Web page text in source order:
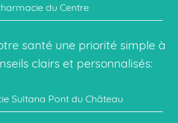
du Centre
santé une priorité simple à
clairs et personnalisés:
Sultana Pont du Château